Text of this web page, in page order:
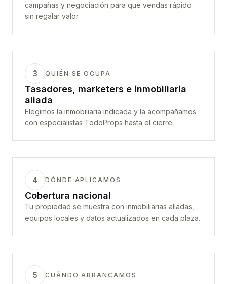
campañas y negociación para que vendas rápido
sin regalar valor.
3 QUIÉN SE OCUPA
Tasadores, marketers e inmobiliaria
aliada
Elegimos la inmobiliaria indicada y la acompañamos
con especialistas TodoProps hasta el cierre.
4 DÓNDE APLICAMOS
Cobertura nacional
Tu propiedad se muestra con inmobiliarias aliadas,
equipos locales y datos actualizados en cada plaza.
5 CUÁNDO ARRANCAMOS